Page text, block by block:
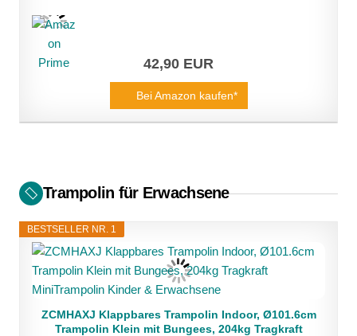
42,90 EUR
Bei Amazon kaufen*
Trampolin für Erwachsene
BESTSELLER NR. 1
ZCMHAXJ Klappbares Trampolin Indoor, Ø101.6cm
Trampolin Klein mit Bungees, 204kg Tragkraft